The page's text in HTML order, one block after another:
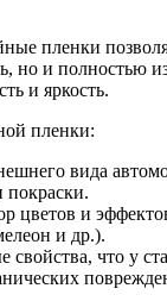
пленки
но и полностью
и яркость.
пленки:
вида
покраски.
цветов и
и др.).
свойства, что у